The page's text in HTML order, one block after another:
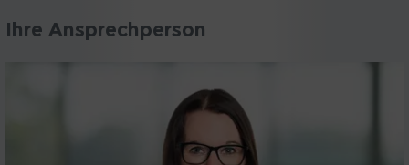
Ihre Ansprechperson